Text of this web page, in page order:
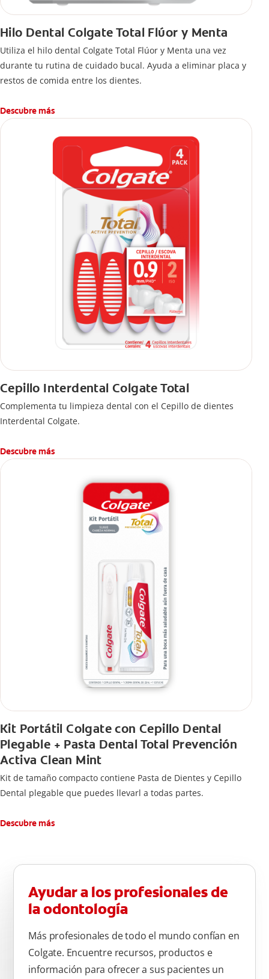
Hilo Dental Colgate Total Flúor y Menta
Utiliza el hilo dental Colgate Total Flúor y Menta una vez
durante tu rutina de cuidado bucal. Ayuda a eliminar placa y
restos de comida entre los dientes.
Descubre más
Cepillo Interdental Colgate Total
Complementa tu limpieza dental con el Cepillo de dientes
Interdental Colgate.
Descubre más
Kit Portátil Colgate con Cepillo Dental
Plegable + Pasta Dental Total Prevención
Activa Clean Mint
Kit de tamaño compacto contiene Pasta de Dientes y Cepillo
Dental plegable que puedes llevarl a todas partes.
Descubre más
Ayudar a los profesionales de
la odontología
Más profesionales de todo el mundo confían en
Colgate. Encuentre recursos, productos e
información para ofrecer a sus pacientes un